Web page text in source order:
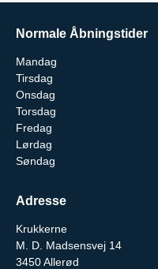
Normale Åbningstider
Mandag
Tirsdag
Onsdag
Torsdag
Fredag
Lørdag
Søndag
Adresse
Krukkerne
M. D. Madsensvej 14
3450Allerød